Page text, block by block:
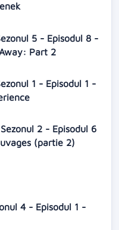
5 - Episodul 8 -
Part 2
1 - Episodul 1 -
2 - Episodul 6
(partie 2)
4 - Episodul 1 -